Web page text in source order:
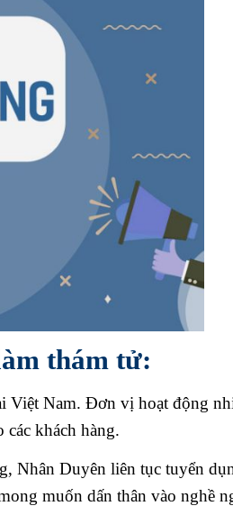
thám tử:
Việt Nam. Đơn vị hoạt động
khách hàng.
Nhân Duyên liên tục tuyển
muốn dấn thân vào nghề